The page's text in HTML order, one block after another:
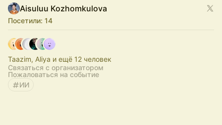
Aisuluu Kozhomkulova
Посетили: 14
Taazim, Aliya и ещё 12 человек
Связаться с организатором
Пожаловаться на событие
ИИ